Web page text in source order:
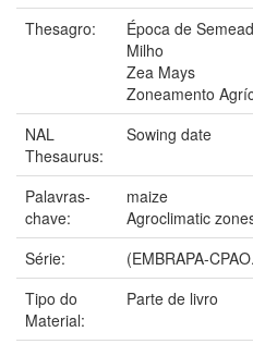
Thesagro:
Época de
Milho
Zea Mays
Zoneamento
NAL
Thesaurus:
Sowing date
Palavras-
chave:
maize
Agroclimatic
Série:
(EMBRAPA-
Tipo do
Material:
Parte de livro